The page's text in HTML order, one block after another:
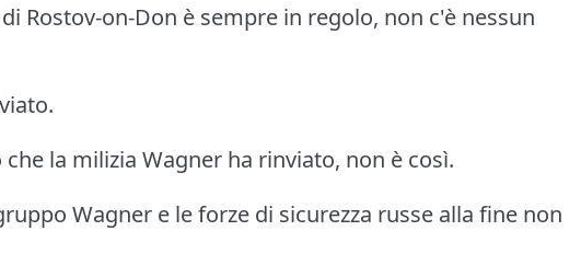
Rostov-on-Don è sempre in regolo, non c'è nessun
la milizia Wagner ha rinviato, non è così.
Wagner e le forze di sicurezza russe alla fine non